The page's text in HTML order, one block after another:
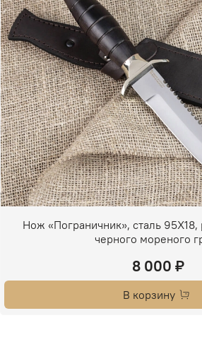
Нож «Пограничник», сталь 95Х18,
черного мореного
8 000 ₽
В корзину